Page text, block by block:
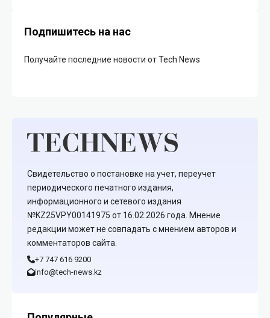
Подпишитесь на нас
Получайте последние новости от Tech News
Свидетельство о постановке на учет, переучет
периодического печатного издания,
информационного и сетевого издания
№KZ25VPY00141975 от 16.02.2026 года. Мнение
редакции может не совпадать с мнением авторов и
комментаторов сайта.
+7 747 616 9200
info@tech-news.kz